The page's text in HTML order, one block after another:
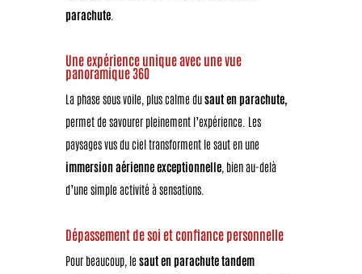
parachute.
Une expérience unique avec une vue
panoramique 360
La phase sous voile, plus calme dusaut en parachute,
permet de savourer pleinement l’expérience. Les
paysages vus du ciel transforment le saut en une
immersion aérienne exceptionnelle, bien au-delà
d’une simple activité à sensations.
Dépassement de soi et confiance personnelle
Pour beaucoup, le saut en parachute tandem